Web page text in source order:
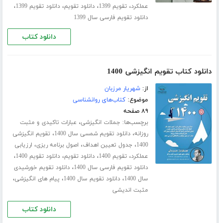
عملکرد، تقویم 1399 ،دانلود تقویم،دانلود تقویم 1399 ،
دانلود تقویم فارسی سال 1399
دانلود کتاب
دانلود کتاب تقویم انگیزشی 1400
از:شهریار مرزبان
موضوع:کتاب‌های روانشناسی
۸۹ صفحه
برچسب‌ها: جملات انگیزشی، عبارات تاکیدی و مثبت
روزانه،دانلود تقویم شمسی سال 1400 ، تقویم انگیزشی
1400، جدول تعیین اهداف، اصول برنامه ریزی، ارزیابی
عملکرد، تقویم 1400 ،دانلود تقویم،دانلود تقویم 1400 ،
دانلود تقویم فارسی سال 1400 ،دانلود تقویم خورشیدی
سال 1400
،دانلود تقویم سال 1400 ، پیام های انگیزشی،
مثبت اندیشی
دانلود کتاب